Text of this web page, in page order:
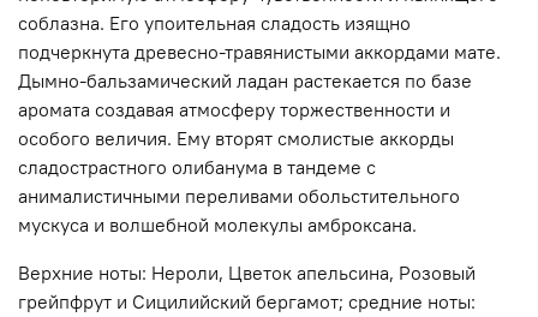
соблазна. Его упоительная сладость изящно
подчеркнута древесно-травянистыми аккордами мате.
Дымно-бальзамический ладан растекается по базе
аромата создавая атмосферу торжественности и
особого величия. Ему вторят смолистые аккорды
сладострастного олибанума в тандеме с
анималистичными переливами обольстительного
мускуса и волшебной молекулы амброксана.
Верхние ноты: Нероли, Цветок апельсина, Розовый
грейпфрут и Сицилийский бергамот; средние ноты: